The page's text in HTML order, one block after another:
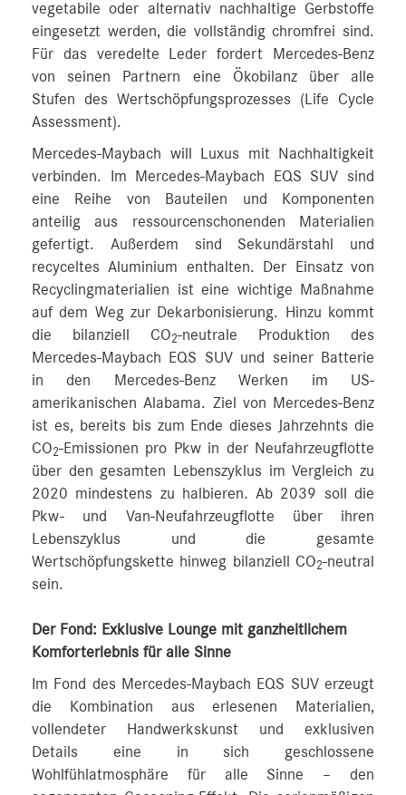
vegetabile oder alternativ nachhaltige Gerbstoffe
eingesetzt werden, die vollständig chromfrei sind.
Für das veredelte Leder fordert Mercedes-Benz
von seinen Partnern eine Ökobilanz über alle
Stufen des Wertschöpfungsprozesses (Life Cycle
Assessment).
Mercedes-Maybach will Luxus mit Nachhaltigkeit
verbinden. Im Mercedes-Maybach EQS SUV sind
eine Reihe von Bauteilen und Komponenten
anteilig aus ressourcenschonenden Materialien
gefertigt. Außerdem sind Sekundärstahl und
recyceltes Aluminium enthalten. Der Einsatz von
Recyclingmaterialien ist eine wichtige Maßnahme
auf dem Weg zur Dekarbonisierung. Hinzu kommt
die bilanziell CO2-neutrale Produktion des
Mercedes-Maybach EQS SUV und seiner Batterie
in den Mercedes-Benz Werken im US-
amerikanischen Alabama. Ziel von Mercedes-Benz
ist es, bereits bis zum Ende dieses Jahrzehnts die
CO2-Emissionen pro Pkw in der Neufahrzeugflotte
über den gesamten Lebenszyklus im Vergleich zu
2020 mindestens zu halbieren. Ab 2039 soll die
Pkw- und Van-Neufahrzeugflotte über ihren
Lebenszyklus und die gesamte
Wertschöpfungskette hinweg bilanziell CO2-neutral
sein.
Der Fond: Exklusive Lounge mit ganzheitlichem
Komforterlebnis für alle Sinne
Im Fond des Mercedes-Maybach EQS SUV erzeugt
die Kombination aus erlesenen Materialien,
vollendeter Handwerkskunst und exklusiven
Details eine in sich geschlossene
Wohlfühlatmosphäre für alle Sinne – den